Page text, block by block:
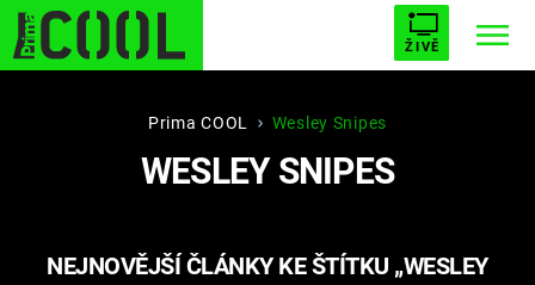
ŽIVĚ
STARHOUSE BUFFY, PŘEMOŽITELKA UPÍRŮ
PLNEJ KOTEL AVENGERS 5
Prima COOL Wesley Snipes
WESLEY SNIPES
NEJNOVĚJŠÍ ČLÁNKY KE ŠTÍTKU „WESLEY